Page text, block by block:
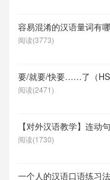
容易混淆的汉语量词有
阅读(3773)
要/就要/快要……了（
阅读(2471)
【对外汉语教学】连动句
阅读(1730)
一个人的汉语口语练习法